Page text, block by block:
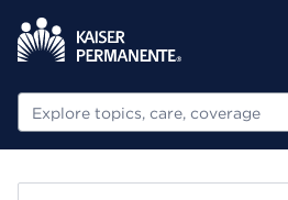
Buscar